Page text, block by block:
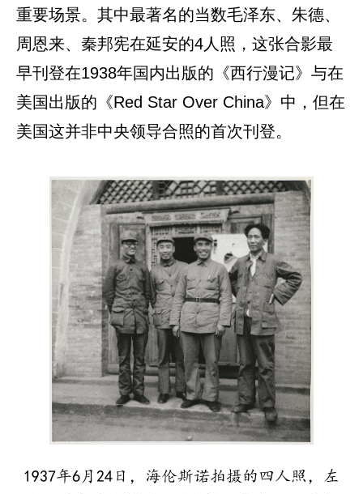
重要场景。其中最著名的当数毛泽东、朱德、
周恩来、秦邦宪在延安的4人照，这张合影最
早刊登在1938年国内出版的《西行漫记》与在
美国出版的《Red Star Over China》中，但在
美国这并非中央领导合照的首次刊登。
1937年6月24日，海伦斯诺拍摄的四人照，左